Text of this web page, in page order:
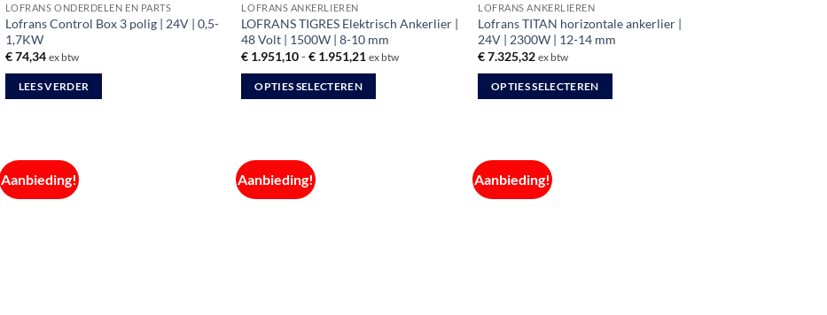
LOFRANS ONDERDELEN EN PARTS
Lofrans Control Box 3 polig | 24V | 0,5-
1,7KW
€74,34 ex btw
LEES VERDER
LOFRANS ANKERLIEREN
LOFRANS TIGRES Elektrisch Ankerlier |
48 Volt | 1500W | 8-10 mm
€ 1.951,10 - € 1.951,21Prijsklasse:
ex btw
OPTIES SELECTEREN
meerdere
variaties.
LOFRANS ANKERLIEREN
Lofrans TITAN horizontale ankerlier |
24V | 2300W | 12-14 mm
€7.325,32 ex btw
OPTIES SELECTEREN
meerdere
variaties.
Aanbieding! Aanbieding! Aanbieding!